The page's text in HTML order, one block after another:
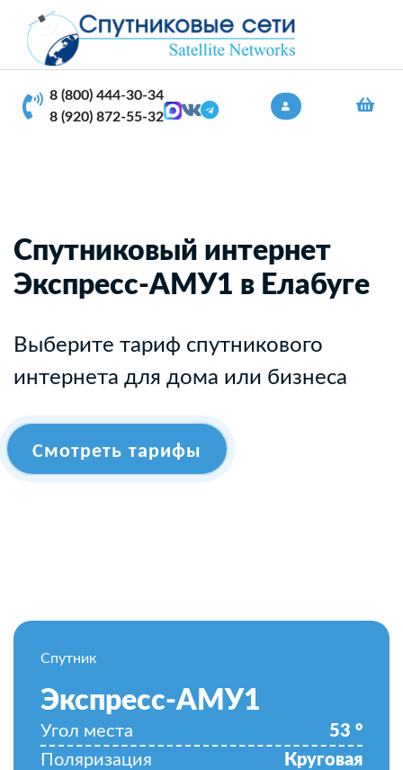
8 (800) 444-30-34
8 (920) 872-55-32
Спутниковый интернет
Экспресс-АМУ1 в Елабуге
Выберите тариф спутникового
интернета для дома или бизнеса
Смотреть тарифы
Спутник
Экспресс-АМУ1
Угол места 53 °
Поляризация
Круговая